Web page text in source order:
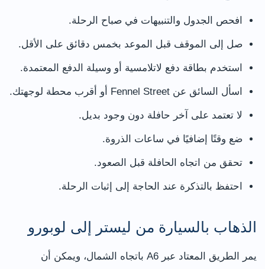
افحص الجدول والتنبيهات في صباح الرحلة.
صل إلى الموقف قبل الموعد بخمس دقائق على الأقل.
استخدم بطاقة دفع لاتلامسية أو وسيلة الدفع المعتمدة.
اسأل السائق عن Fennel Street أو أقرب محطة لوجهتك.
لا تعتمد على آخر حافلة دون وجود بديل.
ضع وقتًا إضافيًا في ساعات الذروة.
تحقق من اتجاه الحافلة قبل الصعود.
احتفظ بالتذكرة عند الحاجة إلى إثبات الرحلة.
الذهاب بالسيارة من ليستر إلى لوبورو
يمر الطريق المعتاد عبر A6 باتجاه الشمال، ويمكن أن